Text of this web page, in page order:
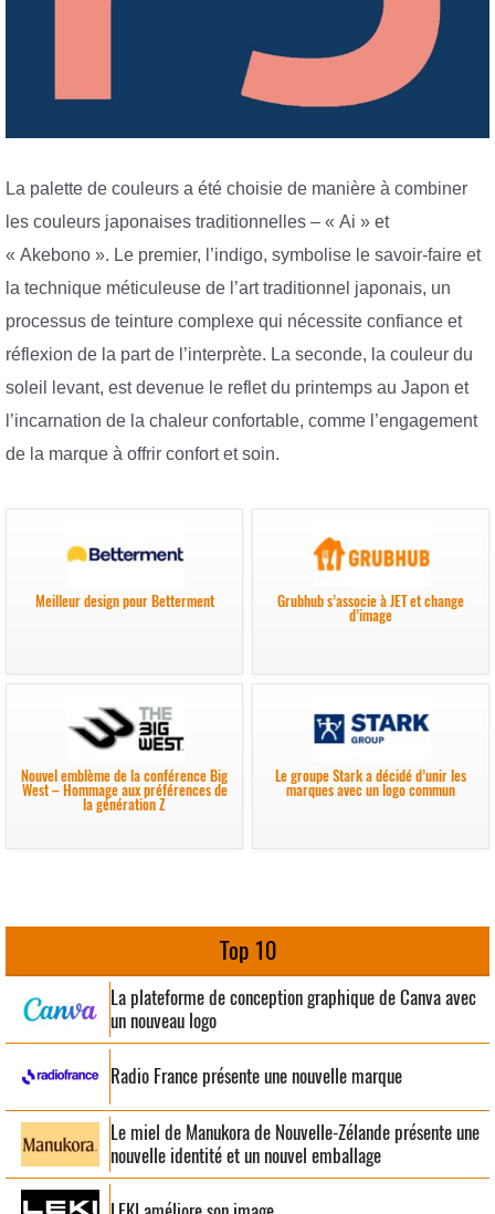
La palette de couleurs a été choisie de manière à combiner
les couleurs japonaises traditionnelles – « Ai » et
« Akebono ». Le premier, l’indigo, symbolise le savoir-faire et
la technique méticuleuse de l’art traditionnel japonais, un
processus de teinture complexe qui nécessite confiance et
réflexion de la part de l’interprète. La seconde, la couleur du
soleil levant, est devenue le reflet du printemps au Japon et
l’incarnation de la chaleur confortable, comme l’engagement
de la marque à offrir confort et soin.
Meilleur design pour Betterment Grubhub s’associe à JET et change
d’image
Nouvel emblème de la conférence Big
West – Hommage aux préférences de
la génération Z
Le groupe Stark a décidé d’unir les
marques avec un logo commun
Top 10
La plateforme de conception graphique de Canva avec
un nouveau logo
Radio France présente une nouvelle marque
Le miel de Manukora de Nouvelle-Zélande présente une
nouvelle identité et un nouvel emballage